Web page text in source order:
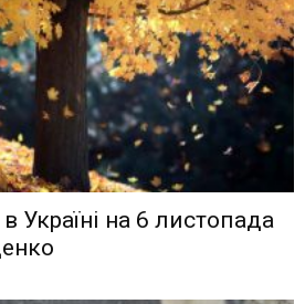
Україні на 6 листопада